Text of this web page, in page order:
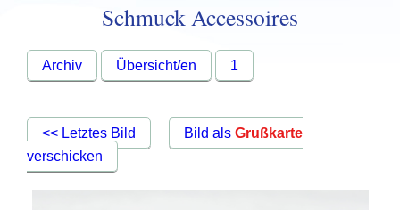
Schmuck Accessoires
Archiv Übersicht/en 1
<< Letztes Bild Bild alsGrußkarte
verschicken